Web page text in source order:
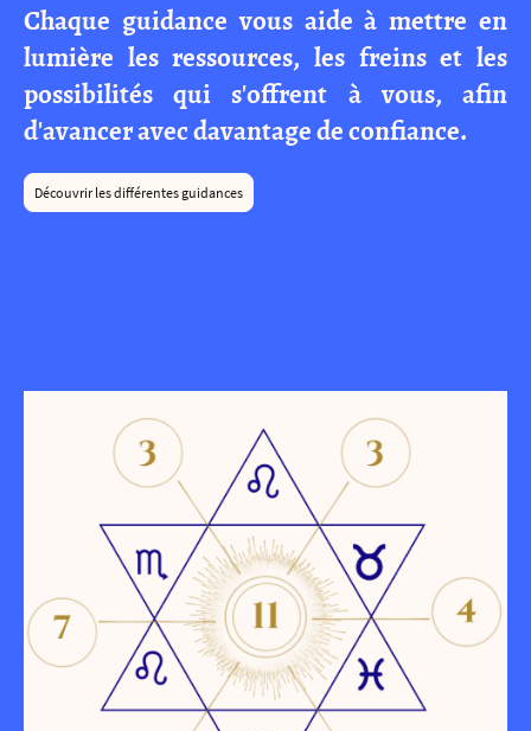
Chaque guidance vous aide à mettre en
lumière les ressources, les freins et les
possibilités qui s'offrent à vous, afin
d'avancer avec davantage de confiance.
Découvrir les différentes guidances